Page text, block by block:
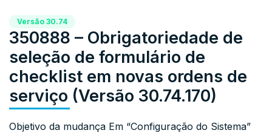
Versão 30.74
350888 – Obrigatoriedade de
seleção de formulário de
checklist em novas ordens de
serviço (Versão 30.74.170)
Objetivo da mudança Em “Configuração do Sistema”